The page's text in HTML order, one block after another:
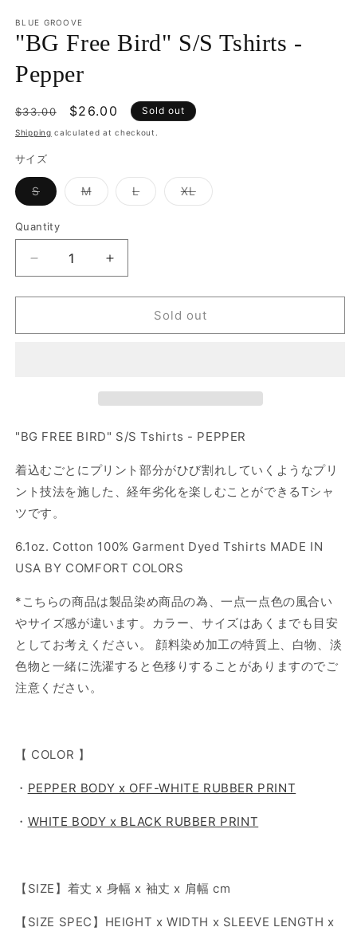
BLUE GROOVE
"BG Free Bird" S/S Tshirts -
Pepper
Regular
price
$33.00
Sale
price
$26.00 Sold out
Shipping calculated at checkout.
サイズ
SVariant
sold
or
unavailable
MVariant
sold
LVariant
sold
XLVariant
sold
Quantity
Quantity
Decrease
quantity
for
Free
Increase
quantity
for
&quot;BG
Free
Sold out
"BG FREE BIRD" S/S Tshirts - PEPPER
着込むごとにプリント部分がひび割れしていくようなプリ
ント技法を施した、経年劣化を楽しむことができるTシャ
ツです。
6.1oz. Cotton 100% Garment Dyed Tshirts MADE IN
USA BY COMFORT COLORS
*こちらの商品は製品染め商品の為、一点一点色の風合い
やサイズ感が違います。カラー、サイズはあくまでも目安
としてお考えください。 顔料染め加工の特質上、白物、淡
色物と一緒に洗濯すると色移りすることがありますのでご
注意ください。
【 COLOR 】
・ PEPPER BODY x OFF-WHITE RUBBER PRINT
・ WHITE BODY x BLACK RUBBER PRINT
【SIZE】着丈 x 身幅 x 袖丈 x 肩幅 cm
【SIZE SPEC】HEIGHT x WIDTH x SLEEVE LENGTH x